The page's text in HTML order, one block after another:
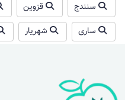
سنندج
قزوین
ساری
شهریار